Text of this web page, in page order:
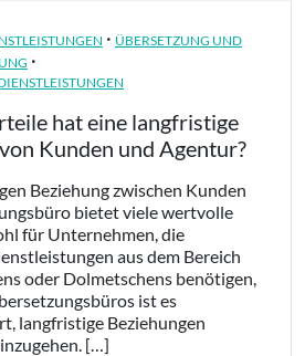
· ÜBERSETZUNG UND
·
hat eine langfristige
Kunden und Agentur?
Beziehung zwischen Kunden
bietet viele wertvolle
für Unternehmen, die
aus dem Bereich
oder Dolmetschens benötigen,
ist es
langfristige Beziehungen
[…]